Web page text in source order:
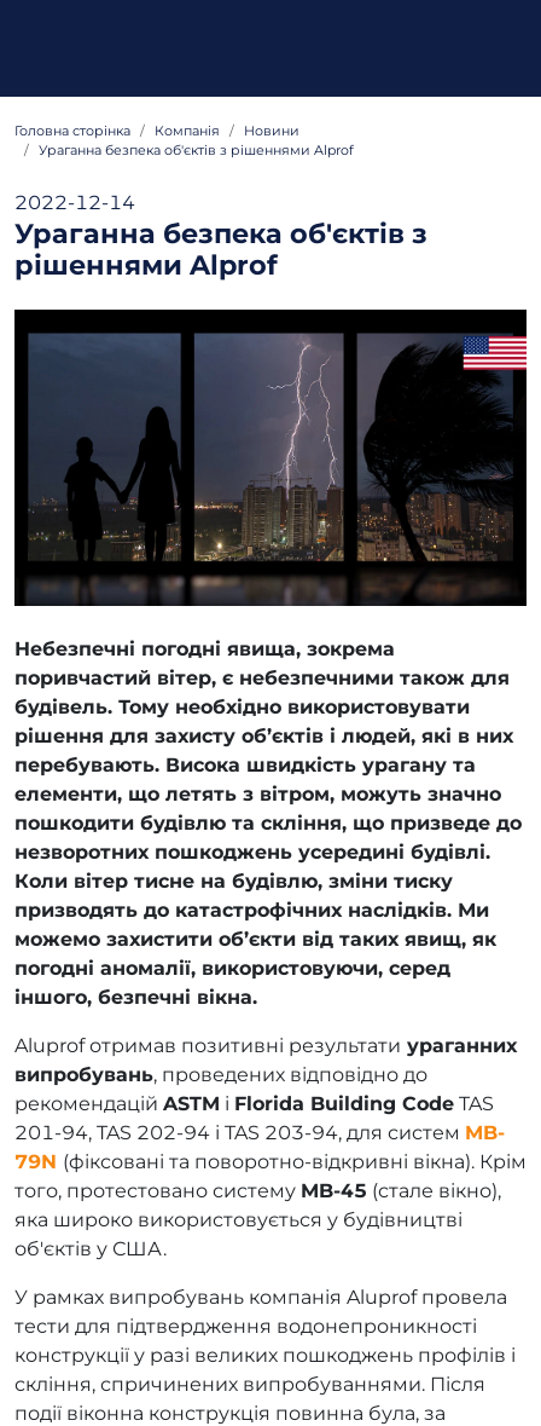
Головна сторінка Компанія
Новини
Ураганна безпека об'єктів з рішеннями Alprof
2022-12-14
Ураганна безпека об'єктів з
рішеннями Alprof
Небезпечні погодні явища, зокрема
поривчастий вітер, є небезпечними також для
будівель. Тому необхідно використовувати
рішення для захисту об’єктів і людей, які в них
перебувають. Висока швидкість урагану та
елементи, що летять з вітром, можуть значно
пошкодити будівлю та скління, що призведе до
незворотних пошкоджень усередині будівлі.
Коли вітер тисне на будівлю, зміни тиску
призводять до катастрофічних наслідків. Ми
можемо захистити об’єкти від таких явищ, як
погодні аномалії, використовуючи, серед
іншого, безпечні вікна.
Aluprof отримав позитивні результати ураганних
випробувань, проведених відповідно до
рекомендацій ASTM і Florida Building Code TAS
201-94, TAS 202-94 і TAS 203-94, для систем MB-
79N (фіксовані та поворотно-відкривні вікна). Крім
того, протестовано систему MB-45 (стале вікно),
яка широко використовується у будівництві
об'єктів у США.
У рамках випробувань компанія Aluprof провела
тести для підтвердження водонепроникності
конструкції у разі великих пошкоджень профілів і
скління, спричинених випробуваннями. Після
події віконна конструкція повинна була, за